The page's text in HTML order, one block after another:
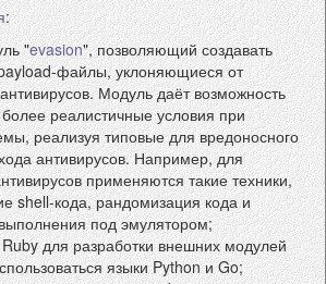
:
"evasion", позволяющий создавать
файлы, уклоняющиеся от
Модуль даёт возможность
более реалистичные условия при
реализуя типовые для вредоносного
антивирусов. Например, для
применяются такие техники,
shell-кода, рандомизация кода и
под эмулятором;
для разработки внешних модулей
языки Python и Go;